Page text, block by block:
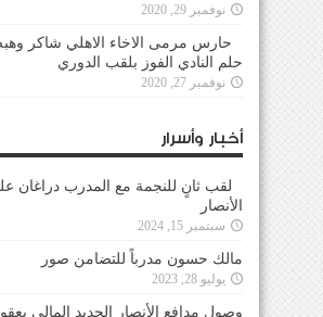
نوفمبر 29, 2020
حارس مرمى الاخاء الاهلي شاكر
حلم النادي الفوز بلقب الدوري
نوفمبر 27, 2020
أخبار وأسرار
لقب ثانٍ للنجمة مع المدرب دراغان
الأنصار
سبتمبر 15, 2024
مالك حسون مدرباً للتضامن صور
يوليو 28, 2023
وصول مدافع الأنصار الجديد المالي